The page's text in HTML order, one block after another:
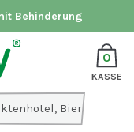
Behinderung
0
KASSE